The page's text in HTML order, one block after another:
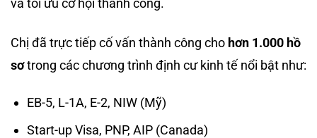
và tối ưu cơ hội thành công.
Chị đã trực tiếp cố vấn thành công cho hơn 1.000 hồ
sơtrong các chương trình định cư kinh tế nổi bật như:
EB-5, L-1A, E-2, NIW (Mỹ)
Start-up Visa, PNP, AIP (Canada)